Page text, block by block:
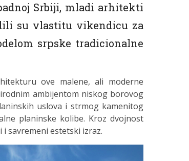
Srbiji, mladi arhitekti
su vlastitu vikendicu za
srpske tradicionalne
ove malene, ali moderne
ambijentom niskog borovog
uslova i strmog kamenitog
planinske kolibe. Kroz dvojnost
savremeni estetski izraz.